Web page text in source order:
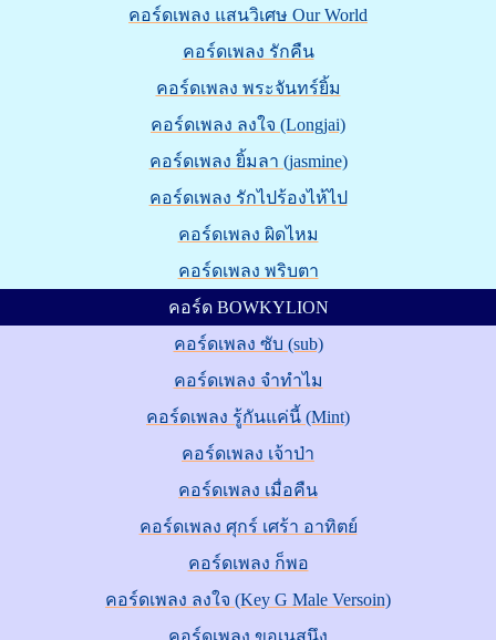
คอร์ดเพลง แสนวิเศษ Our World
คอร์ดเพลง รักคืน
คอร์ดเพลง พระจันทร์ยิ้ม
คอร์ดเพลง ลงใจ (Longjai)
คอร์ดเพลง ยิ้มลา (jasmine)
คอร์ดเพลง รักไปร้องไห้ไป
คอร์ดเพลง ผิดไหม
คอร์ดเพลง พริบตา
คอร์ด BOWKYLION
คอร์ดเพลง ซับ (sub)
คอร์ดเพลง จำทำไม
คอร์ดเพลง รู้กันแค่นี้ (Mint)
คอร์ดเพลง เจ้าป่า
คอร์ดเพลง เมื่อคืน
คอร์ดเพลง ศุกร์ เศร้า อาทิตย์
คอร์ดเพลง ก็พอ
คอร์ดเพลง ลงใจ (Key G Male Versoin)
คอร์ดเพลง ขอเนสนึง